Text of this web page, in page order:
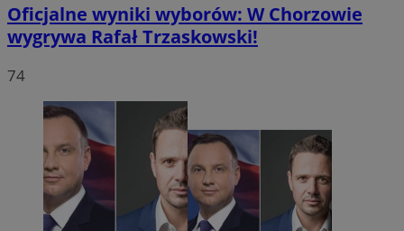
Oficjalne wyniki wyborów: W Chorzowie
wygrywa Rafał Trzaskowski!
74